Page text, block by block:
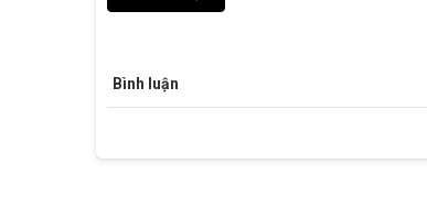
Bình luận